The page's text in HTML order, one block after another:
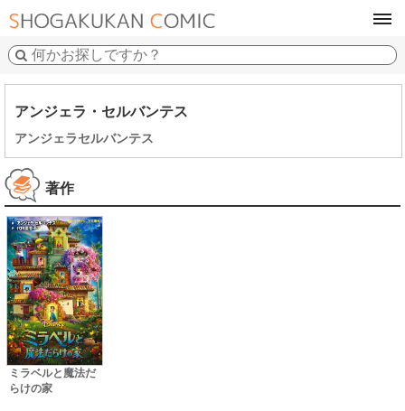
アンジェラ・セルバンテス
アンジェラセルバンテス
著作
ミラベルと魔法だ
らけの家